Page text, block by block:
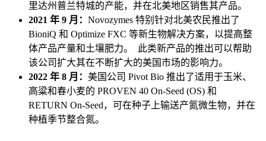
里达州普兰特城的产能，并在北美地区销售其产品。
2021 年 9 月： Novozymes 特别针对北美农民推出了
BioniQ 和 Optimize FXC 等新生物解决方案，以提高整
体产品产量和土壤肥力。 此类新产品的推出可以帮助
该公司扩大其在不断扩大的美国市场的影响力。
2022 年 8 月： 美国公司 Pivot Bio 推出了适用于玉米、
高粱和春小麦的 PROVEN 40 On-Seed (OS) 和
RETURN On-Seed，可在种子上输送产氮微生物，并在
种植季节整合氮。